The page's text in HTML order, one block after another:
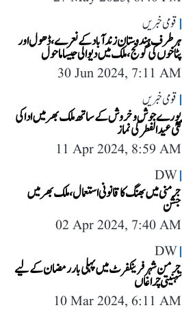
قومی خبریں
ہرطرف ہندوستان زندآباد کے نعرے، ڈھول اور
پٹاخوں کی گونج، ملک میں دیوالی جیسا ماحول
30 Jun 2024, 7:11 AM
قومی خبریں
پورے جوش و خروش کے ساتھ ملک بھر میں ادا کی
گئی عید الفطر کی نماز
11 Apr 2024, 8:59 AM
DW
جرمنی میں بھنگ کا قانونی استعمال، ملک بھر میں
جشن
02 Apr 2024, 7:40 AM
DW
جرمن شہر فرینکفرٹ میں پہلی بار رمضان کے لیے
تہنیتی چراغاں
10 Mar 2024, 6:11 AM